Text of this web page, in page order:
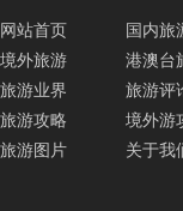
网站首页
国内旅
境外旅游
港澳台
旅游业界
旅游评
旅游攻略
境外游
旅游图片
关于我